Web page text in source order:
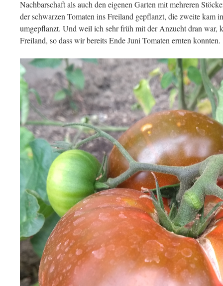
Nachbarschaft als auch den eigenen Garten mit mehreren
der schwarzen Tomaten ins Freiland gepflanzt, die zweite kam
umgepflanzt. Und weil ich sehr früh mit der Anzucht dran war,
Freiland, so dass wir bereits Ende Juni Tomaten ernten konnten.